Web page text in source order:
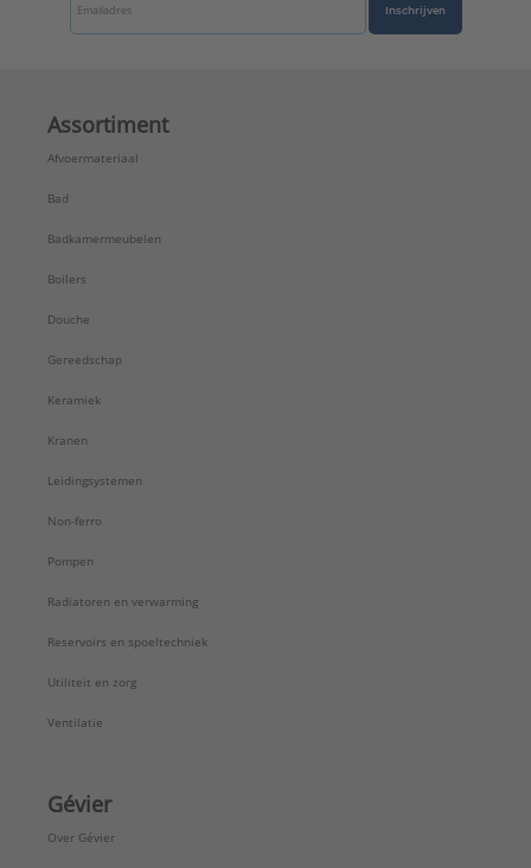
Inschrijven
Assortiment
Afvoermateriaal
Bad
Badkamermeubelen
Boilers
Douche
Gereedschap
Keramiek
Kranen
Leidingsystemen
Non-ferro
Pompen
Radiatoren en verwarming
Reservoirs en spoeltechniek
Utiliteit en zorg
Ventilatie
Gévier
Over Gévier